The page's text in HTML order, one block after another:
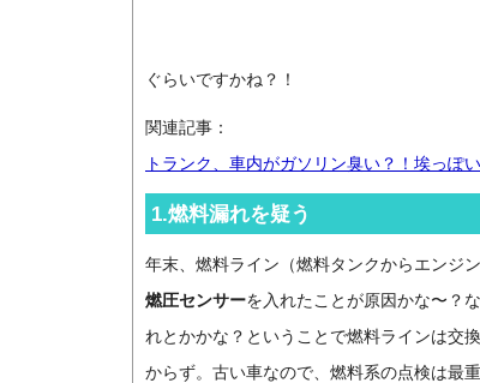
ぐらいですかね？！
関連記事：
トランク、車内がガソリン臭い？！埃っぽ
1.燃料漏れを疑う
年末、燃料ライン（燃料タンクからエンジ
燃圧センサーを入れたことが原因かな〜？
れとかかな？ということで燃料ラインは交
からず。古い車なので、燃料系の点検は最重